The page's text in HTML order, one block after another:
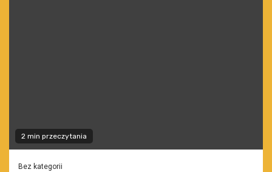
2 min przeczytania
Bez kategorii